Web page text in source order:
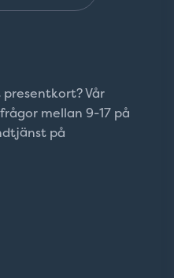
Vår
mellan 9-17 på
på